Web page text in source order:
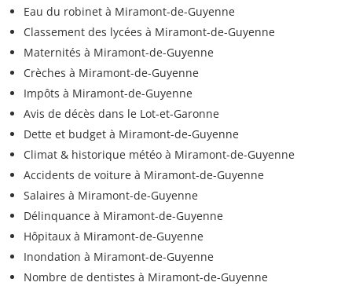
Eau du robinet à Miramont-de-Guyenne
Classement des lycées à Miramont-de-Guyenne
Maternités à Miramont-de-Guyenne
Crèches à Miramont-de-Guyenne
Impôts à Miramont-de-Guyenne
Avis de décès dans le Lot-et-Garonne
Dette et budget à Miramont-de-Guyenne
Climat & historique météo à Miramont-de-Guyenne
Accidents de voiture à Miramont-de-Guyenne
Salaires à Miramont-de-Guyenne
Délinquance à Miramont-de-Guyenne
Hôpitaux à Miramont-de-Guyenne
Inondation à Miramont-de-Guyenne
Nombre de dentistes à Miramont-de-Guyenne